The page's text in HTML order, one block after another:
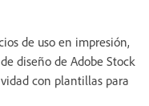
de uso en impresión,
diseño de Adobe Stock
con plantillas para